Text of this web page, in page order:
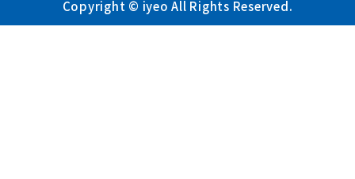
Copyright © iyeo All Rights Reserved.